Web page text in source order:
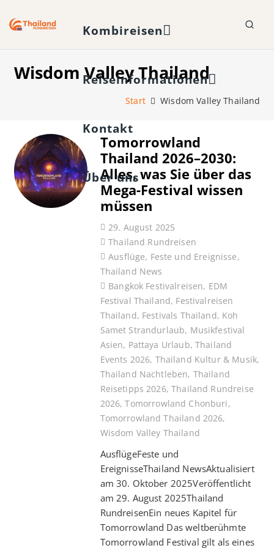
Kombireisen
Reiseinformationen
Kontakt
Über uns
Wisdom Valley Thailand
Start Wisdom Valley Thailand
Tomorrowland
Thailand 2026–2030:
Alles, was Sie über das
Mega-Festival wissen
müssen
29. August 2025
Thailand Rundreisen
Ausflüge, Feste und Ereignisse,
Thailand News
Bangkok Festivalreisen, EDM
Festival Thailand, Festivalreisen
Thailand, Festivals Thailand, Koh
Samet Strandurlaub, Musikfestival
Asien, Pattaya Urlaub,Thailand
Events 2026, Thailand Kultur & Musik,
Thailand Nachtleben, Thailand
Reisetipps 2026,Thailand Rundreise
2026,Tomorrowland Chonburi,
Tomorrowland Thailand 2026,
Wisdom Valley Thailand
AusflügeFeste und
EreignisseThailand NewsAktualisiert
am 30. Oktober 2025Veröffentlicht
am 29. August 2025Thailand
RundreisenEin neues Kapitel für
Tomorrowland Das weltberühmte
Tomorrowland Festival gilt als eines